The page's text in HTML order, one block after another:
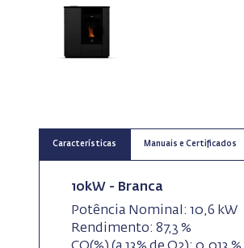
Características Manuais e Certificados
10kW - Branca
Potência Nominal: 10,6 kW
Rendimento: 87,3 %